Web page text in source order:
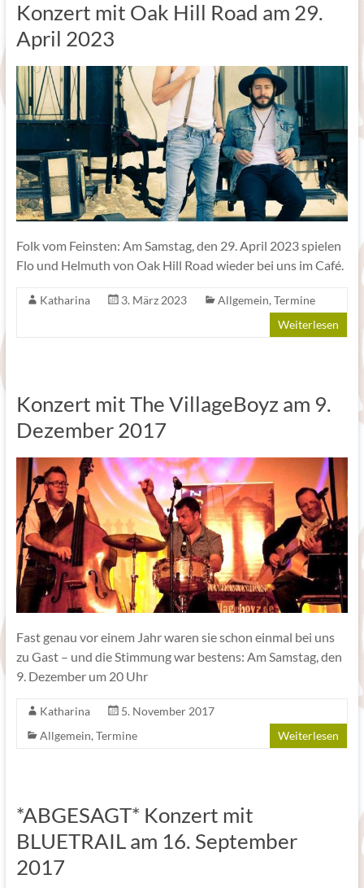
Konzert mit Oak Hill Road am 29.
April 2023
Folk vom Feinsten: Am Samstag, den 29. April 2023 spielen
Flo und Helmuth von Oak Hill Road wieder bei uns im Café.
Katharina 3. März 2023 Allgemein, Termine
Weiterlesen
Konzert mit The VillageBoyz am 9.
Dezember 2017
Fast genau vor einem Jahr waren sie schon einmal bei uns
zu Gast – und die Stimmung war bestens: Am Samstag, den
9. Dezember um 20 Uhr
Katharina
5. November 2017
Allgemein, Termine Weiterlesen
*ABGESAGT* Konzert mit
BLUETRAIL am 16. September
2017